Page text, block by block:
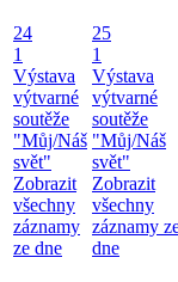
24
1
Výstava
výtvarné
soutěže
"Můj/Náš
svět"
Zobrazit
všechny
záznamy
ze dne
25
1
Výstava
výtvarné
soutěže
"Můj/Náš
svět"
Zobrazit
všechny
záznamy
dne